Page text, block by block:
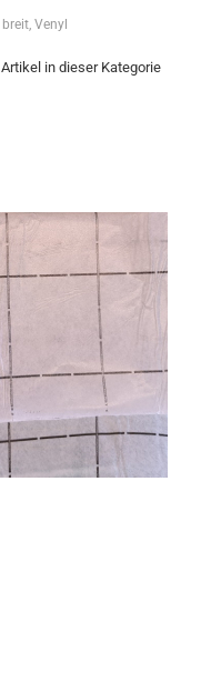
Venyl
Artikel in dieser Kategorie